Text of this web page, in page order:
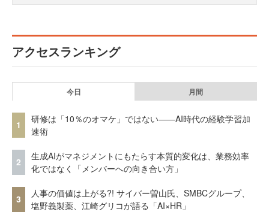
アクセスランキング
今日 月間
1
研修は「10％のオマケ」ではない——AI時代の経験学習加
速術
2
生成AIがマネジメントにもたらす本質的変化は、業務効率
化ではなく「メンバーへの向き合い方」
3
人事の価値は上がる?! サイバー曽山氏、SMBCグループ、
塩野義製薬、江崎グリコが語る「AI×HR」